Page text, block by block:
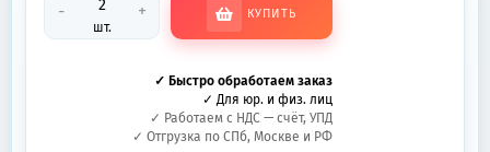
-
шт.
+ КУПИТЬ
✓ Быстро обработаем заказ
✓ Для юр. и физ. лиц
✓ Работаем с НДС — счёт, УПД
✓ Отгрузка по СПб, Москве и РФ